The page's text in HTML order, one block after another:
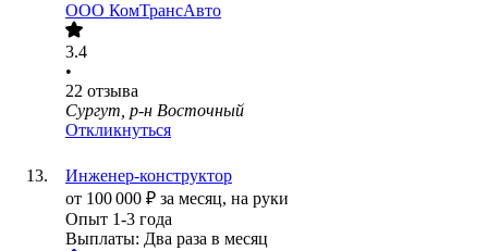
ООО КомТрансАвто
3.4
•
22 отзыва
Сургут, р-н Восточный
Откликнуться
Инженер-конструктор
от 100 000 ₽ за месяц, на руки
Опыт 1-3 года
Выплаты: Два раза в месяц